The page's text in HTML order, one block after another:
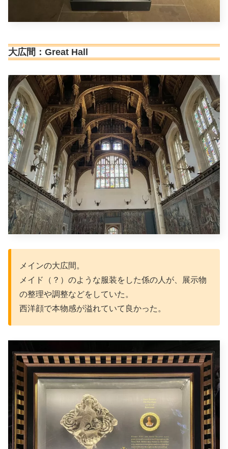
大広間：Great Hall
メインの大広間。
メイド（？）のような服装をした係の人が、展示物
の整理や調整などをしていた。
西洋顔で本物感が溢れていて良かった。